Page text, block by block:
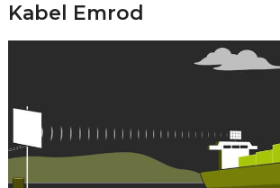
Kabel Emrod